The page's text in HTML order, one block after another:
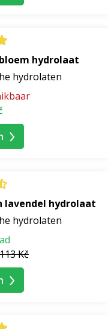
hydrolaat
hydrolaten
lavendel hydrolaat
hydrolaten
113 Kč